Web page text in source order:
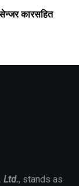
कारसहित
Ltd., stands as